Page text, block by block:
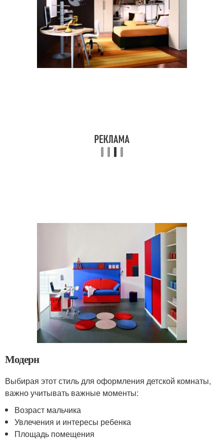
Модерн
Выбирая этот стиль для оформления детской комнаты,
важно учитывать важные моменты:
Возраст мальчика
Увлечения и интересы ребенка
Площадь помещения